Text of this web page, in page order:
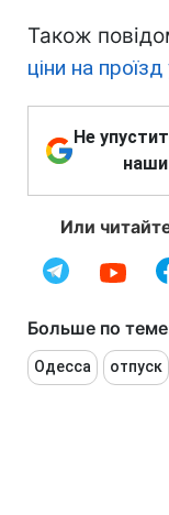
Також
ціни на
Не
наши
Или
Больше по
Одесса отпуск